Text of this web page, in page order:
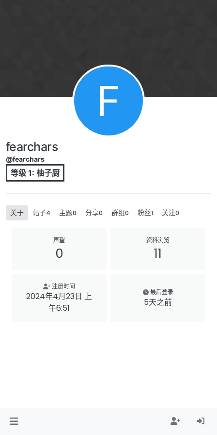
F
fearchars
@fearchars
等级 1: 柚子厨
关于 帖子4 主题0 分享0 群组0 粉丝1 关注0
声望
0
资料浏览
11
注册时间
2024年4月23日 上
午6:51
最后登录
5天之前